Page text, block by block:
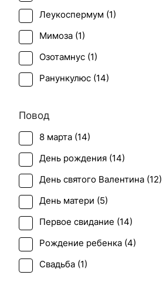
Леукоспермум (1)
Мимоза (1)
Озотамнус (1)
Ранункулюс (14)
Сирень (
Тюльпан (1)
Фрезия (1)
Эустома (1)
Повод
8 марта (14)
День рождения (14)
День святого Валентина (12)
День матери (5)
Первое свидание (14)
Рождение ребенка (4)
Свадьба (1)